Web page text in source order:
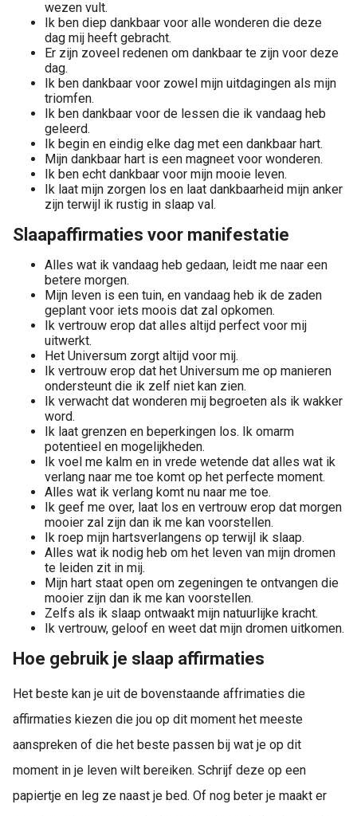
wezen vult.
Ik ben diep dankbaar voor alle wonderen die deze
dag mij heeft gebracht.
Er zijn zoveel redenen om dankbaar te zijn voor deze
dag.
Ik ben dankbaar voor zowel mijn uitdagingen als mijn
triomfen.
Ik ben dankbaar voor de lessen die ik vandaag heb
geleerd.
Ik begin en eindig elke dag met een dankbaar hart.
Mijn dankbaar hart is een magneet voor wonderen.
Ik ben echt dankbaar voor mijn mooie leven.
Ik laat mijn zorgen los en laat dankbaarheid mijn anker
zijn terwijl ik rustig in slaap val.
Slaapaffirmaties voor manifestatie
Alles wat ik vandaag heb gedaan, leidt me naar een
betere morgen.
Mijn leven is een tuin, en vandaag heb ik de zaden
geplant voor iets moois dat zal opkomen.
Ik vertrouw erop dat alles altijd perfect voor mij
uitwerkt.
Het Universum zorgt altijd voor mij.
Ik vertrouw erop dat het Universum me op manieren
ondersteunt die ik zelf niet kan zien.
Ik verwacht dat wonderen mij begroeten als ik wakker
word.
Ik laat grenzen en beperkingen los. Ik omarm
potentieel en mogelijkheden.
Ik voel me kalm en in vrede wetende dat alles wat ik
verlang naar me toe komt op het perfecte moment.
Alles wat ik verlang komt nu naar me toe.
Ik geef me over, laat los en vertrouw erop dat morgen
mooier zal zijn dan ik me kan voorstellen.
Ik roep mijn hartsverlangens op terwijl ik slaap.
Alles wat ik nodig heb om het leven van mijn dromen
te leiden zit in mij.
Mijn hart staat open om zegeningen te ontvangen die
mooier zijn dan ik me kan voorstellen.
Zelfs als ik slaap ontwaakt mijn natuurlijke kracht.
Ik vertrouw, geloof en weet dat mijn dromen uitkomen.
Hoe gebruik je slaap affirmaties
Het beste kan je uit de bovenstaande affrimaties die
affirmaties kiezen die jou op dit moment het meeste
aanspreken of die het beste passen bij wat je op dit
moment in je leven wilt bereiken. Schrijf deze op een
papiertje en leg ze naast je bed. Of nog beter je maakt er